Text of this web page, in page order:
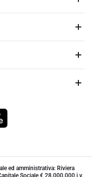
ed amministrativa: Riviera
Sociale € 28.000.000 i.v.